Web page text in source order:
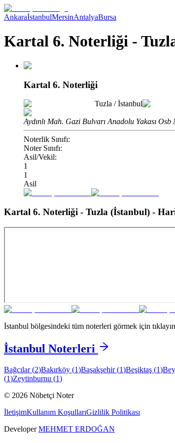
AnkaraİstanbulMersinAntalyaBursa
Kartal 6. Noterliği -
Kartal 6. Noterliği
Tuzla /İstanbul
Aydınlı Mah. Gazi Bulvarı Anadolu Yakası
Noterlik Sınıfı:
Noter Sınıfı:
Asil/Vekil:
1
1
Asil
Kartal 6. Noterliği - Tuzla (İstanbul) -
İstanbul bölgesindeki tüm noterleri görmek için
İstanbul Noterleri
Bağcılar(2)Bakırköy (1)Başakşehir(1)Beşiktaş (1)
(1)Zeytinburnu (1)
© 2026 Nöbetçi Noter
İletişimKullanım KoşullarıGizlilik Politikası
DeveloperMEHMET ERDOĞAN